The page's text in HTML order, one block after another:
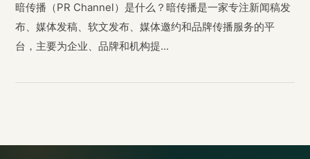
暗传播（PR Channel）是什么？暗传播是一家专注新闻稿发
布、媒体发稿、软文发布、媒体邀约和品牌传播服务的平
台，主要为企业、品牌和机构提...